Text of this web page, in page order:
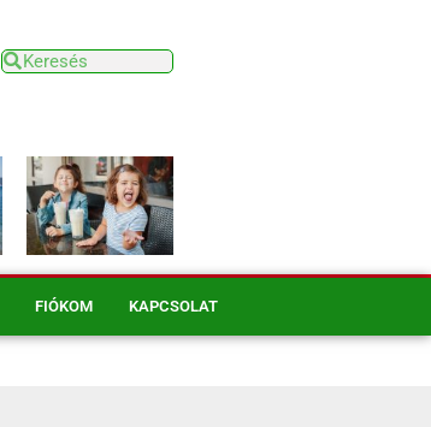
FIÓKOM KAPCSOLAT